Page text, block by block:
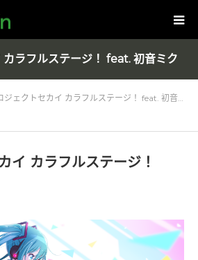
カラフルステージ！ feat. 初音ミク
ジェクトセカイ カラフルステージ！ feat. 初音…
イ カラフルステージ！